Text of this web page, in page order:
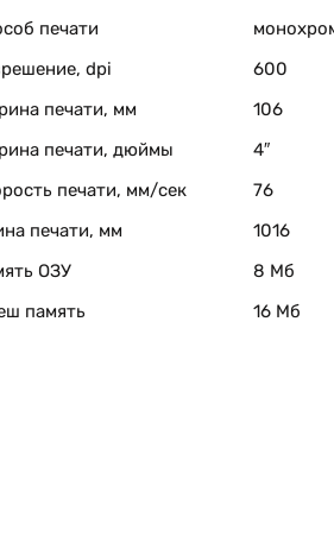
печати
dpi
600
печати, мм
106
печати, дюймы
4″
печати, мм/сек
76
печати, мм
1016
ОЗУ
8 Мб
память
16 Мб